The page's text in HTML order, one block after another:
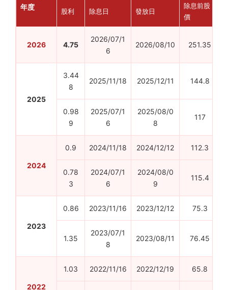
年度
股利 除息日 發放日
除息前股
價
2026 4.75
2026/07/1
6
2026/08/10 251.35
2025
3.44
8
2025/11/18 2025/12/11 144.8
0.98
9
2025/07/1
6
2025/08/0
8
117
2024
0.9 2024/11/18 2024/12/12 112.3
0.78
3
2024/07/1
6
2024/08/0
9
115.4
2023
0.86 2023/11/16 2023/12/12 75.3
1.35
2023/07/1
8
2023/08/11 76.45
2022
1.03 2022/11/16 2022/12/19 65.8